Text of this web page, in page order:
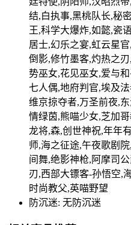
结,白执事,黑桃队长,秘
王,科学大爆炸,如懿,瓷
居士,幻乐之宴,虹云星
倒影,修竹墨客,灼热之
势巫女,花见巫女,爱与
七人偶,地府判官,埃及
维京掠夺者,万圣前夜,
情绿茵,熊喵少女,芝加
龙将,森,创世神祝,年年
师,海之征途,午夜歌剧
间舞,绝影神枪,阿摩司
刃,西部大镖客-孙悟空,
时尚教父,英喵野望
防沉迷: 无防沉迷